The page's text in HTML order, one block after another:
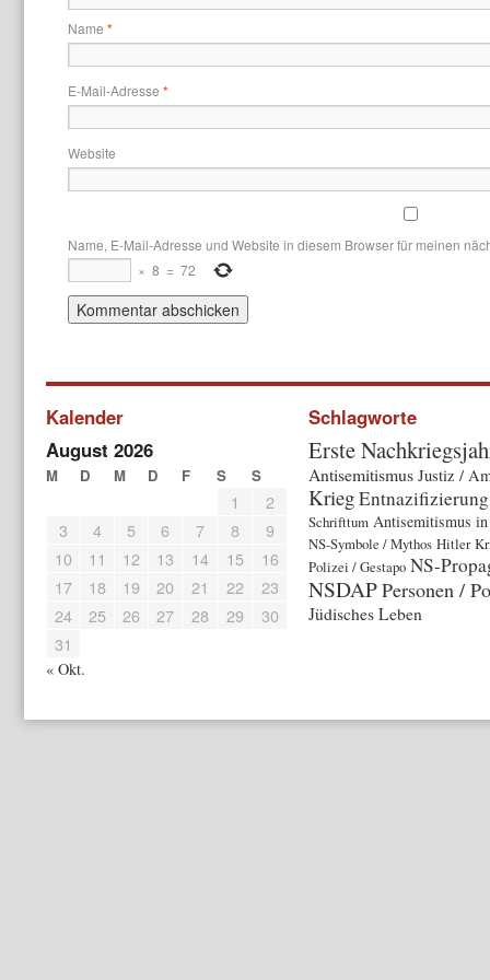
Name *
E-Mail-Adresse *
Website
Name, E-Mail-Adresse und Website in diesem Browser für meinen
× 8 = 72
Kalender
August 2026
M D M D F S S
1
2
3
4 5 6 7 8
9
10
11 12 13 14 15
16
17
18 19 20 21 22
23
24
25 26 27 28 29
30
31
« Okt.
Schlagworte
Erste
Antisemitismus Justiz /
KriegEntnazifizierung
Schrifttum Antisemitismus in
NS-Symbole / Mythos Hitler
Polizei / Gestapo NS-
NSDAPPersonen /
Jüdisches Leben